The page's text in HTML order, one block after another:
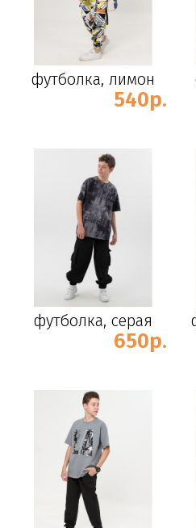
футболка, лимон
540р.
футболка, серая
650р.